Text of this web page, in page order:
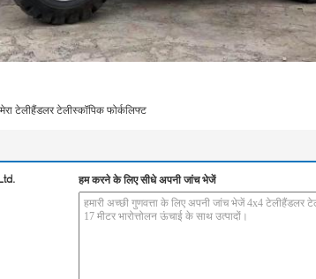
मेरा टेलीहैंडलर टेलीस्कॉपिक फोर्कलिफ्ट
हम करने के लिए सीधे अपनी जांच भेजें